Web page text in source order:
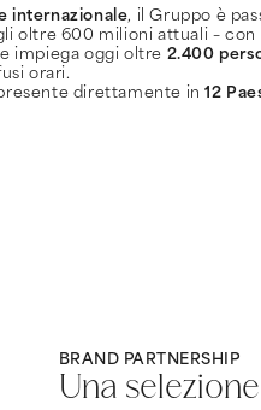
internazionale, il Gruppo è
oltre 600 milioni attuali – con
e impiega oggi oltre 2.400
orari.
direttamente in12
BRAND PARTNERSHIP
Una